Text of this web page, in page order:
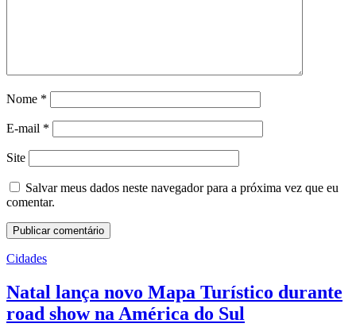
Nome *
E-mail *
Site
Salvar meus dados neste navegador para a próxima vez que eu
comentar.
Cidades
Natal lança novo Mapa Turístico durante
road show na América do Sul